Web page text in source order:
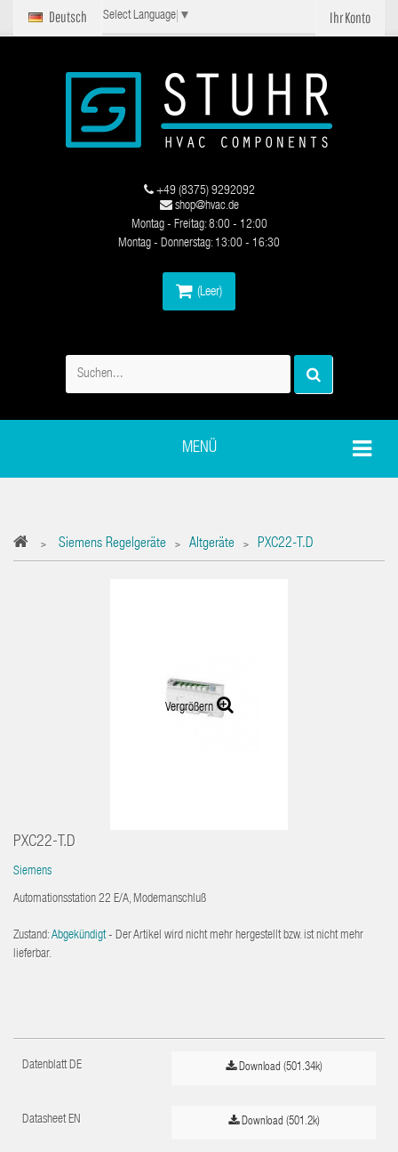
Ihr Konto
Deutsch Select Language ▼
(Leer)
+49 (8375) 9292092
shop@hvac.de
Montag - Freitag: 8:00 - 12:00
Montag - Donnerstag: 13:00 - 16:30
MENÜ
> Siemens Regelgeräte > Altgeräte > PXC22-T.D
Vergrößern
PXC22-T.D
Siemens
Automationsstation 22 E/A, Modemanschluß
Zustand:Abgekündigt- Der Artikel wird nicht mehr hergestellt bzw. ist nicht mehr
lieferbar.
Datenblatt DE Download (501.34k)
Datasheet EN Download (501.2k)